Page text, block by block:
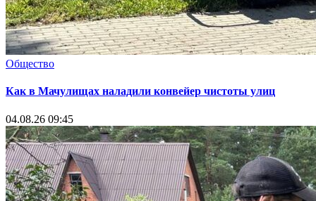
Общество
Как в Мачулищах наладили конвейер чистоты улиц
04.08.26 09:45